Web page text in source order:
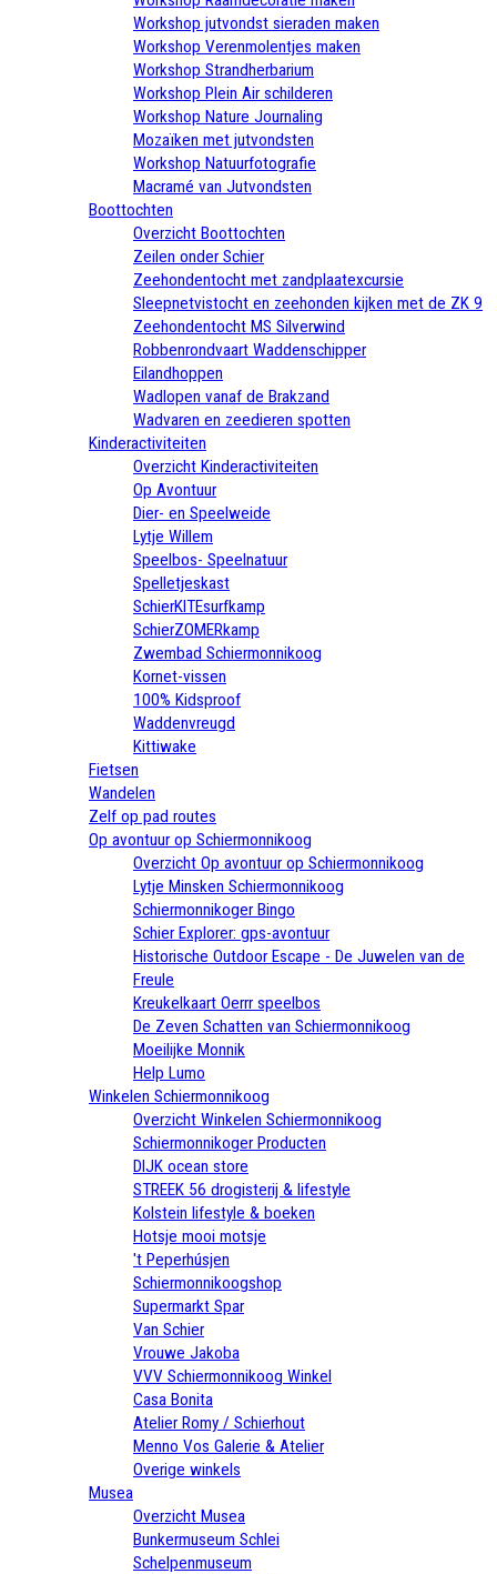
Workshop jutvondst sieraden maken
Workshop Verenmolentjes maken
Workshop Strandherbarium
Workshop Plein Air schilderen
Workshop Nature Journaling
Mozaïken met jutvondsten
Workshop Natuurfotografie
Macramé van Jutvondsten
Boottochten
Overzicht Boottochten
Zeilen onder Schier
Zeehondentocht met zandplaatexcursie
Sleepnetvistocht en zeehonden kijken met de ZK 9
Zeehondentocht MS Silverwind
Robbenrondvaart Waddenschipper
Eilandhoppen
Wadlopen vanaf de Brakzand
Wadvaren en zeedieren spotten
Kinderactiviteiten
Overzicht Kinderactiviteiten
Op Avontuur
Dier- en Speelweide
Lytje Willem
Speelbos- Speelnatuur
Spelletjeskast
SchierKITEsurfkamp
SchierZOMERkamp
Zwembad Schiermonnikoog
Kornet-vissen
100% Kidsproof
Waddenvreugd
Kittiwake
Fietsen
Wandelen
Zelf op pad routes
Op avontuur op Schiermonnikoog
Overzicht Op avontuur op Schiermonnikoog
Lytje Minsken Schiermonnikoog
Schiermonnikoger Bingo
Schier Explorer: gps-avontuur
Historische Outdoor Escape - De Juwelen van de
Freule
Kreukelkaart Oerrr speelbos
De Zeven Schatten van Schiermonnikoog
Moeilijke Monnik
Help Lumo
Winkelen Schiermonnikoog
Overzicht Winkelen Schiermonnikoog
Schiermonnikoger Producten
DIJK ocean store
STREEK 56 drogisterij & lifestyle
Kolstein lifestyle & boeken
Hotsje mooi motsje
't Peperhúsjen
Schiermonnikoogshop
Supermarkt Spar
Van Schier
Vrouwe Jakoba
VVV Schiermonnikoog Winkel
Casa Bonita
Atelier Romy / Schierhout
Menno Vos Galerie & Atelier
Overige winkels
Musea
Overzicht Musea
Bunkermuseum Schlei
Schelpenmuseum